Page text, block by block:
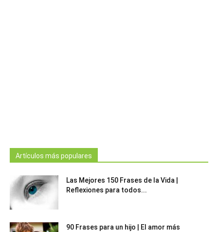
Artículos más populares
Las Mejores 150 Frases de la Vida |
Reflexiones para todos...
90 Frases para un hijo | El amor más